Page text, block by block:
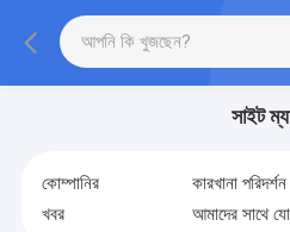
সাইট
কোম্পানির কারখানা পরিদর্শন
খবর
আমাদের সাথে